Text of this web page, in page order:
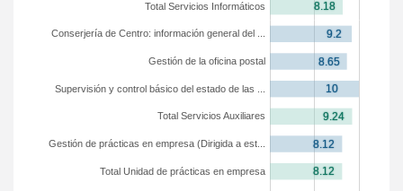
Total Unidad de prácticas en empresa
Gestión de prácticas en empresa (Dirigida a est...
Total Servicios Auxiliares
Supervisión y control básico del estado de las ...
Gestión de la oficina postal
Conserjería de Centro: información general del ...
Total Servicios Informáticos